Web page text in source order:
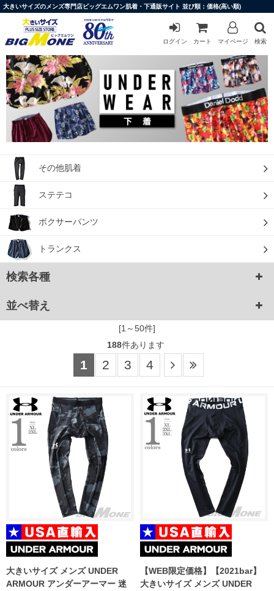
大きいサイズのメンズ専門店ビッグエムワン肌着・下通販サイト 並び順：価格(高い順)
ログイン カート マイページ 検索
その他肌着
ステテコ
ボクサーパンツ
トランクス
検索各種
並べ替え
[1～50件]
188件あります
1 2 3 4
大きいサイズ メンズ UNDER
ARMOUR アンダーアーマー 迷
【WEB限定価格】【2021bar】
大きいサイズ メンズ UNDER